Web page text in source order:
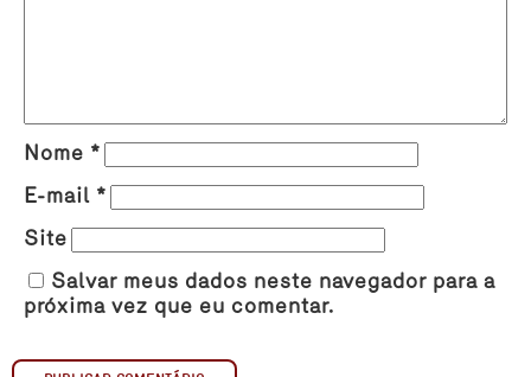
Nome *
E-mail *
Site
Salvar meus dados neste navegador para a
próxima vez que eu comentar.